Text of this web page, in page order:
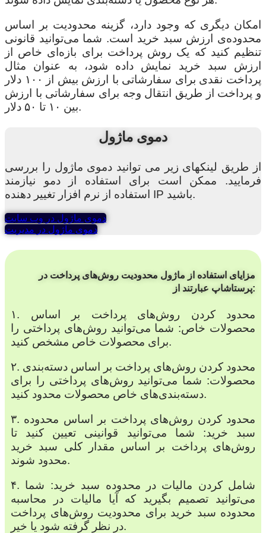
امکان دیگری که وجود دارد، گزینه محدودیت بر اساس
محدوده‌ی ارزش سبد خرید است. شما می‌توانید قانونی
تنظیم کنید که یک روش پرداخت برای بازه‌ای خاص از
ارزش سبد خرید نمایش داده شود، به عنوان مثال
پرداخت نقدی برای سفارشاتی با ارزش بیش از ۱۰۰ دلار
و پرداخت از طریق انتقال وجه برای سفارشاتی با ارزش
بین ۱۰ تا ۵۰ دلار.
دموی ماژول
از طریق لینکهای زیر می توانید دموی ماژول را بررسی
فرمایید. ممکن است برای استفاده از دمو نیازمند
استفاده از نرم افزار تغییر دهنده IP باشید.
دموی ماژول در وب سایت
دموی ماژول در مدیریت
مزایای استفاده از ماژول محدودیت روش‌های پرداخت در
پرستاشاپ عبارتند از:
۱. محدود کردن روش‌های پرداخت بر اساس
محصولات خاص: شما می‌توانید روش‌های پرداختی را
برای محصولات خاص مشخص کنید.
۲. محدود کردن روش‌های پرداخت بر اساس دسته‌بندی
محصولات: شما می‌توانید روش‌های پرداختی را برای
دسته‌بندی‌های خاص محصولات محدود کنید.
۳. محدود کردن روش‌های پرداخت بر اساس محدوده
سبد خرید: شما می‌توانید قوانینی تعیین کنید تا
روش‌های پرداخت بر اساس مقدار کلی سبد خرید
محدود شوند.
۴. شامل کردن مالیات در محدوده سبد خرید: شما
می‌توانید تصمیم بگیرید که آیا مالیات در محاسبه
محدوده سبد خرید برای محدودیت روش‌های پرداخت
در نظر گرفته شود یا خیر.